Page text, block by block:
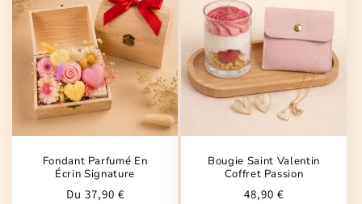
Fondant Parfumé En
Écrin Signature
Prix
Du 37,90 €
Bougie Saint Valentin
Coffret Passion
Prix
48,90 €